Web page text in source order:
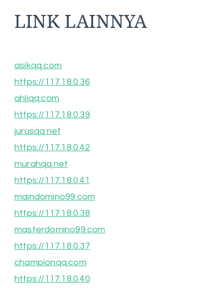
LINK LAINNYA
asikqq.com
https://117.18.0.36
ahliqq.com
https://117.18.0.39
jurusqq.net
https://117.18.0.42
murahqq.net
https://117.18.0.41
maindomino99.com
https://117.18.0.38
masterdomino99.com
https://117.18.0.37
championqq.com
https://117.18.0.40